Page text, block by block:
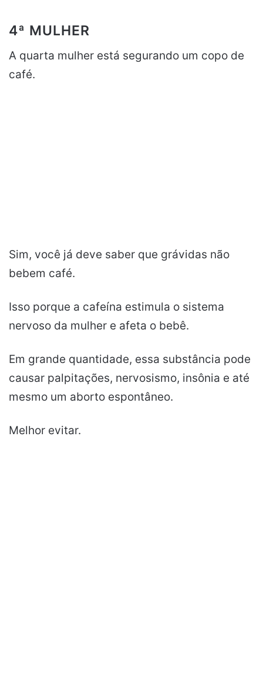
4ª MULHER
A quarta mulher está segurando um copo de
café.
Sim, você já deve saber que grávidas não
bebem café.
Isso porque a cafeína estimula o sistema
nervoso da mulher e afeta o bebê.
Em grande quantidade, essa substância pode
causar palpitações, nervosismo, insônia e até
mesmo um aborto espontâneo.
Melhor evitar.